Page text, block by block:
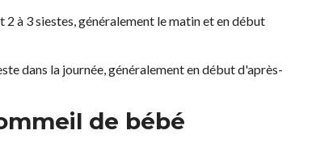
à 3 siestes, généralement le matin et en début
dans la journée, généralement en début d'après-
de bébé